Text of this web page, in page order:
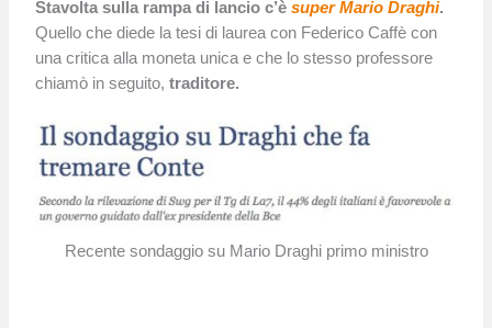
Stavolta sulla rampa di lancio c’èsuper Mario Draghi.
Quello che diede la tesi di laurea con Federico Caffè con
una critica alla moneta unica e che lo stesso professore
chiamò in seguito,traditore.
Recente sondaggio su Mario Draghi primo ministro